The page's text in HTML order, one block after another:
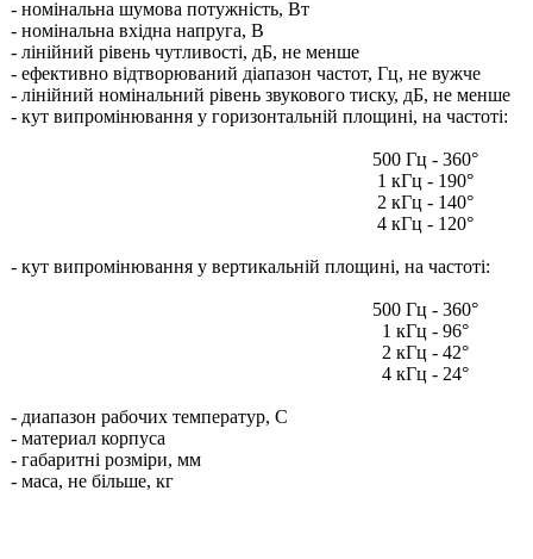
- номінальна шумова потужність, Вт
- номінальна вхідна напруга, В
- лінійний рівень чутливості, дБ, не менше
- ефективно відтворюваний діапазон частот, Гц, не вужче
- лінійний номінальний рівень звукового тиску, дБ, не менше
- кут випромінювання у горизонтальній площині, на частоті:
500 Гц - 360°
1 кГц - 190°
2 кГц - 140°
4 кГц - 120°
- кут випромінювання у вертикальній площині, на частоті:
500 Гц - 360°
1 кГц - 96°
2 кГц - 42°
4 кГц - 24°
- диапазон рабочих температур, С
- материал корпуса
- габаритні розміри, мм
- маса, не більше, кг